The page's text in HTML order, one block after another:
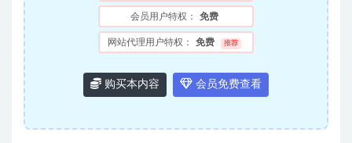
会员用户特权： 免费
网站代理用户特权： 免费 推荐
购买本内容 会员免费查看